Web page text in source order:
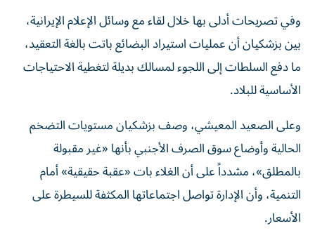
وفي تصريحات أدلى بها خلال لقاء مع وسائل الإعلام الإيرانية،
بين بزشكيان أن عمليات استيراد البضائع باتت بالغة التعقيد،
ما دفع السلطات إلى اللجوء لمسالك بديلة لتغطية الاحتياجات
الأساسية للبلاد.
وعلى الصعيد المعيشي، وصف بزشكيان مستويات التضخم
الحالية وأوضاع سوق الصرف الأجنبي بأنها «غير مقبولة
بالمطلق»، مشدداً على أن الغلاء بات «عقبة حقيقية» أمام
التنمية، وأن الإدارة تواصل اجتماعاتها المكثفة للسيطرة على
الأسعار.